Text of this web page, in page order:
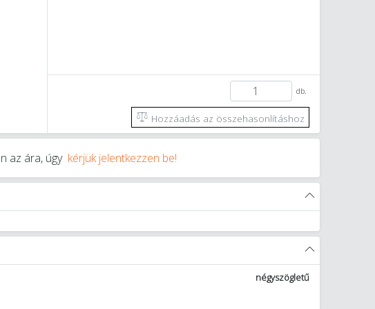
db.
Hozzáadás az összehasonlításhoz
az ára, úgy kérjük jelentkezzen be!
négyszögletű